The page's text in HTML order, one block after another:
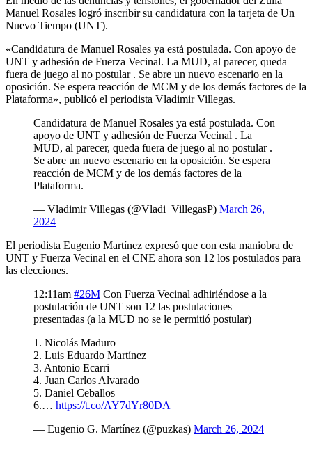
Manuel Rosales logró inscribir su candidatura con la tarjeta de Un
Nuevo Tiempo (UNT).
«Candidatura de Manuel Rosales ya está postulada. Con apoyo de
UNT y adhesión de Fuerza Vecinal. La MUD, al parecer, queda
fuera de juego al no postular . Se abre un nuevo escenario en la
oposición. Se espera reacción de MCM y de los demás factores de la
Plataforma», publicó el periodista Vladimir Villegas.
Candidatura de Manuel Rosales ya está postulada. Con
apoyo de UNT y adhesión de Fuerza Vecinal . La
MUD, al parecer, queda fuera de juego al no postular .
Se abre un nuevo escenario en la oposición. Se espera
reacción de MCM y de los demás factores de la
Plataforma.
— Vladimir Villegas (@Vladi_VillegasP) March 26,
2024
El periodista Eugenio Martínez expresó que con esta maniobra de
UNT y Fuerza Vecinal en el CNE ahora son 12 los postulados para
las elecciones.
12:11am #26M Con Fuerza Vecinal adhiriéndose a la
postulación de UNT son 12 las postulaciones
presentadas (a la MUD no se le permitió postular)
1.⁠ ⁠Nicolás Maduro
2.⁠ ⁠Luis Eduardo Martínez
3.⁠ ⁠Antonio Ecarri
4.⁠ ⁠Juan Carlos Alvarado
5.⁠ ⁠Daniel Ceballos
6.⁠… https://t.co/AY7dYr80DA
— Eugenio G. Martínez (@puzkas) March 26, 2024